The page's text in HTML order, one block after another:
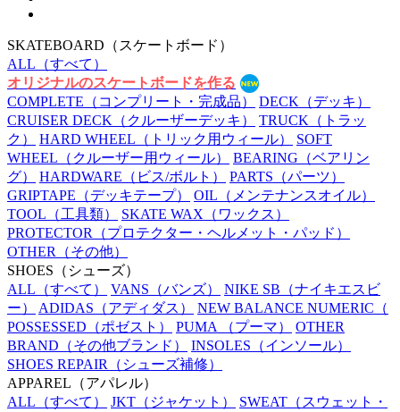
SKATEBOARD （スケートボード）
ALL （すべて）
オリジナルのスケートボードを作る
COMPLETE （コンプリート・完成品） DECK （デッキ）
CRUISER DECK （クルーザーデッキ） TRUCK （トラッ
ク）
HARD WHEEL （トリック用ウィール）
SOFT
WHEEL （クルーザー用ウィール） BEARING （ベアリン
グ）
HARDWARE （ビス/ボルト） PARTS （パーツ）
GRIPTAPE （デッキテープ） OIL （メンテナンスオイル）
TOOL （工具類） SKATE WAX （ワックス）
PROTECTOR （プロテクター・ヘルメット・パッド）
OTHER （その他）
SHOES （シューズ）
ALL （すべて） VANS （バンズ） NIKE SB （ナイキエスビ
ー）
ADIDAS （アディダス） NEW BALANCE NUMERIC （
POSSESSED （ポゼスト） PUMA （プーマ）
OTHER
BRAND （その他ブランド） INSOLES （インソール）
SHOES REPAIR （シューズ補修）
APPAREL （アパレル）
ALL （すべて） JKT （ジャケット） SWEAT （スウェット・